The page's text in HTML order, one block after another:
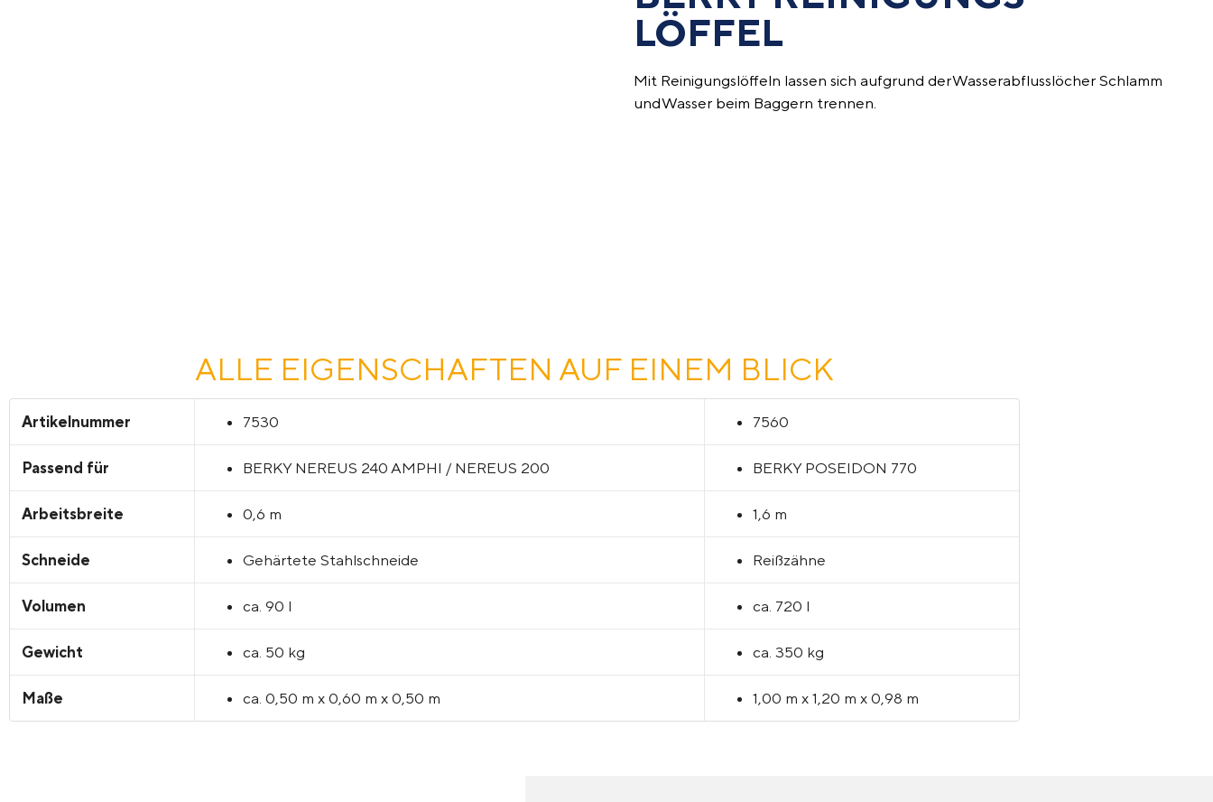
LÖFFEL
Mit Reinigungslöffeln lassen sich aufgrund der Wasserabflusslöcher Schlamm
und Wasser beim Baggern trennen.
ALLE EIGENSCHAFTEN AUF EINEM BLICK
Artikelnummer 7530 7560
Passend für BERKY NEREUS 240 AMPHI / NEREUS 200 BERKYPOSEIDON 770
Arbeitsbreite 0,6 m 1,6 m
Schneide Gehärtete Stahlschneide Reißzähne
Volumen ca.90 l ca. 720 l
Gewicht ca. 50 kg ca. 350 kg
Maße ca. 0,50 m x 0,60 m x 0,50 m 1,00 m x 1,20 m x 0,98 m